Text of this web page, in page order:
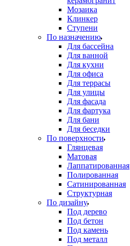
Мозаика
Клинкер
Ступени
По назначению
Для бассейна
Для ванной
Для кухни
Для офиса
Для террасы
Для улицы
Для фасада
Для фартука
Для бани
Для беседки
По поверхности
Глянцевая
Матовая
Лаппатированная
Полированная
Сатинированная
Структурная
По дизайну
Под дерево
Под бетон
Под камень
Под металл